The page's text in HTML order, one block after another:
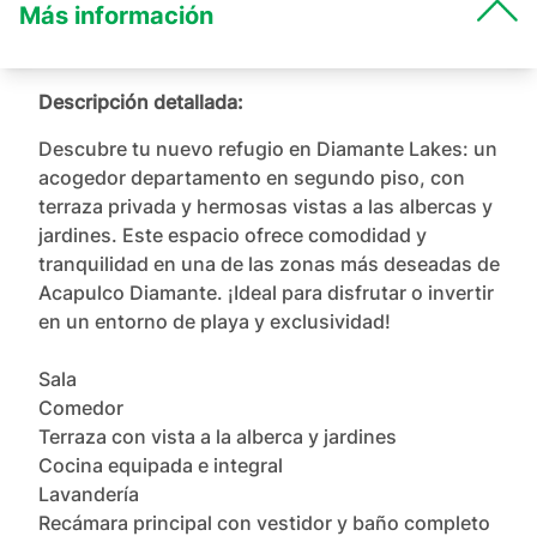
Más información
Descripción detallada:
Descubre tu nuevo refugio en Diamante Lakes: un
acogedor departamento en segundo piso, con
terraza privada y hermosas vistas a las albercas y
jardines. Este espacio ofrece comodidad y
tranquilidad en una de las zonas más deseadas de
Acapulco Diamante. ¡Ideal para disfrutar o invertir
en un entorno de playa y exclusividad!
Sala
Comedor
Terraza con vista a la alberca y jardines
Cocina equipada e integral
Lavandería
Recámara principal con vestidor y baño completo